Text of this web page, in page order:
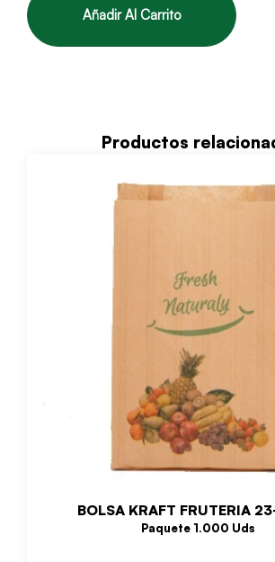
Añadir Al Carrito
Productos
BOLSA KRAFT FRUTERIA
Paquete 1.000 Uds